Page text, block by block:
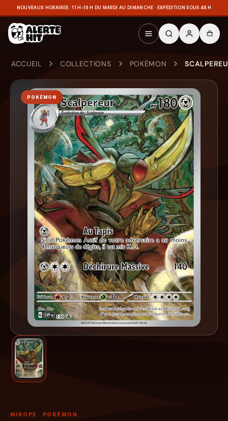
NOUVEAUX HORAIRES · 11 H–19 H DU MARDI AU DIMANCHE · EXPÉDITION SOUS 48 H
ACCUEIL COLLECTIONS POKÉMON
POKÉMON
MIKOPE · POKÉMON